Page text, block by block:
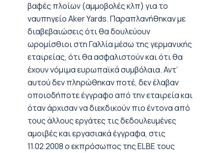
βαφές πλοίων (αμμοβολές κλπ) για το
ναυπηγείο Aker Yards. Παραπλανήθηκαν με
διαβεβαιώσεις ότι θα δουλεύουν
ωρομίσθιοι στη Γαλλία μέσω της γερμανικής
εταιρείας, ότι θα ασφαλιστούν και ότι θα
έχουν νόμιμα ευρωπαϊκά συμβόλαια. Αντ’
αυτού δεν πληρώθηκαν ποτέ, δεν έλαβαν
οποιοδήποτε έγγραφο από την εταιρεία και
όταν άρχισαν να διεκδικούν πιο έντονα από
τους άλλους εργάτες τις δεδουλευμένες
αμοιβές και εργασιακά έγγραφα, στις
11.02.2008 ο εκπρόσωπος της ELBE τους